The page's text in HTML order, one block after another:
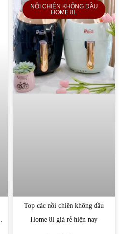
NỒI CHIÊN KHÔNG DẦU
HOME 8L
Top các nồi chiên không dầu
Home 8l giá rẻ hiện nay